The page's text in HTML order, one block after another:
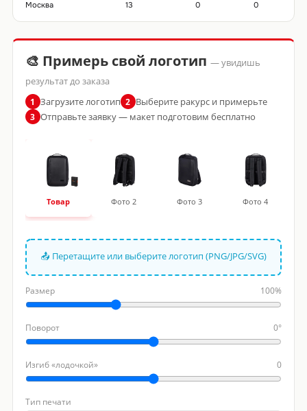
Москва 13 0 0
🎨 Примерь свой логотип — увидишь
результат до заказа
1 Загрузите логотип 2 Выберите ракурс и примерьте
3 Отправьте заявку — макет подготовим бесплатно
Товар Фото 2 Фото 3 Фото 4
📤 Перетащите или выберите логотип (PNG/JPG/SVG)
Размер 100%
Поворот 0°
Изгиб «лодочкой» 0
Тип печати